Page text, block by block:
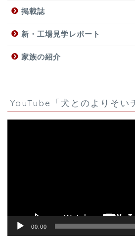
掲載誌
新・工場見学レポート
家族の紹介
YouTube「犬とのよりそい
00:00